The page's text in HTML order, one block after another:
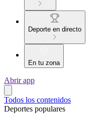
Deporte en directo
En tu zona
Abrir app
Todos los contenidos
Deportes populares